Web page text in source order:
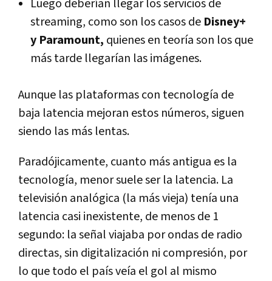
Luego deberían llegar los servicios de
streaming, como son los casos de Disney+
y Paramount, quienes en teoría son los que
más tarde llegarían las imágenes.
Aunque las plataformas con tecnología de
baja latencia mejoran estos números, siguen
siendo las más lentas.
Paradójicamente, cuanto más antigua es la
tecnología, menor suele ser la latencia. La
televisión analógica (la más vieja) tenía una
latencia casi inexistente, de menos de 1
segundo: la señal viajaba por ondas de radio
directas, sin digitalización ni compresión, por
lo que todo el país veía el gol al mismo